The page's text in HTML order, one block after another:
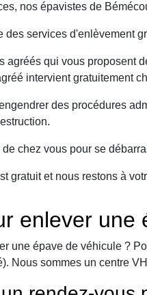
nos épavistes de
des services d'enlèvement
agréés qui vous proposent
intervient gratuitement
des procédures
chez vous pour se
gratuit et nous restons à
enlever une
une épave de véhicule ?
Nous sommes un centre